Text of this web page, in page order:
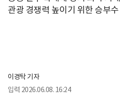
관광 경쟁력 높이기 위한 승부수
이경탁 기자
입력 2026.06.08. 16:24